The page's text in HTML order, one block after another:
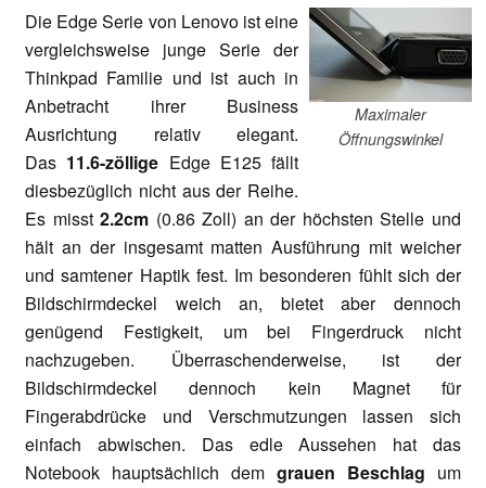
Maximaler
Öffnungswinkel
Die Edge Serie von Lenovo ist eine
vergleichsweise junge Serie der
Thinkpad Familie und ist auch in
Anbetracht ihrer Business
Ausrichtung relativ elegant.
Das 11.6-zöllige Edge E125 fällt
diesbezüglich nicht aus der Reihe.
Es misst2.2cm (0.86 Zoll) an der höchsten Stelle und
hält an der insgesamt matten Ausführung mit weicher
und samtener Haptik fest. Im besonderen fühlt sich der
Bildschirmdeckel weich an, bietet aber dennoch
genügend Festigkeit, um bei Fingerdruck nicht
nachzugeben. Überraschenderweise, ist der
Bildschirmdeckel dennoch kein Magnet für
Fingerabdrücke und Verschmutzungen lassen sich
einfach abwischen. Das edle Aussehen hat das
Notebook hauptsächlich dem grauen Beschlag um